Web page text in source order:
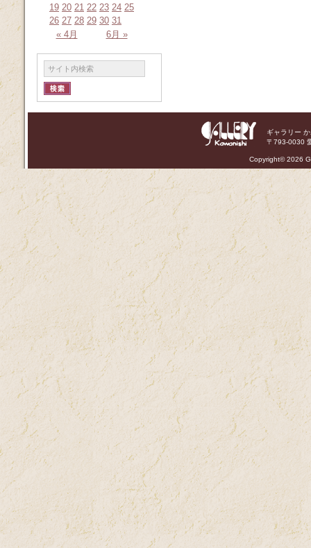
« 4月 6月 »
19 20 21 22 23 24 25
26 27 28 29 30 31
ギャラリー
〒793-0030
Copyright©2026